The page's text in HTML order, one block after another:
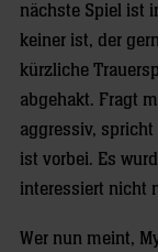
nächste Spiel ist
keiner ist, der
kürzliche
abgehakt. Fragt
aggressiv, spricht
ist vorbei. Es
interessiert nicht
Wer nun meint,